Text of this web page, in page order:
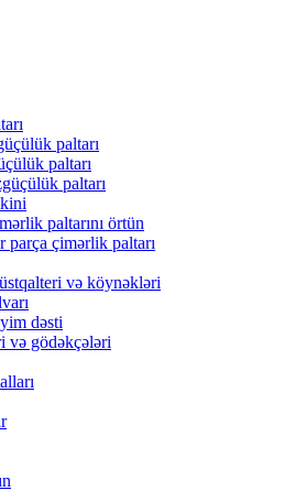
paltarı
paltarı
paltarı
paltarını örtün
parça çimərlik paltarı
və köynəkləri
dəsti
və gödəkçələri